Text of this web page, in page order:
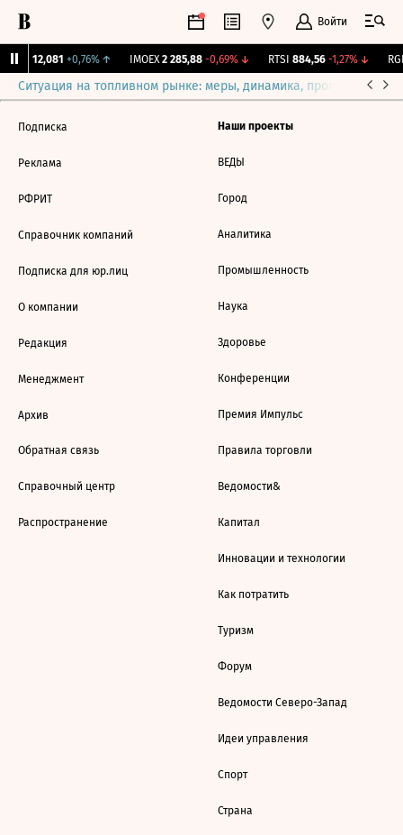
Войти
12,081 +0,76%↑ IMOEX 2 285,88 -0,69%↓ RTSI 884,56 -1,27%↓
Ситуация на топливном рынке: меры, динамика, прогнозы
Подписка
Реклама
РФРИТ
Справочник компаний
Подписка для юр.лиц
О компании
Редакция
Менеджмент
Архив
Обратная связь
Справочный центр
Распространение
Наши проекты
ВЕДЫ
Город
Аналитика
Промышленность
Наука
Здоровье
Конференции
Премия Импульс
Правила торговли
Ведомости&
Капитал
Инновации и технологии
Как потратить
Туризм
Форум
Ведомости Северо-Запад
Идеи управления
Спорт
Страна